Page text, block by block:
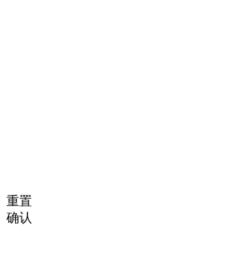
重置
确认